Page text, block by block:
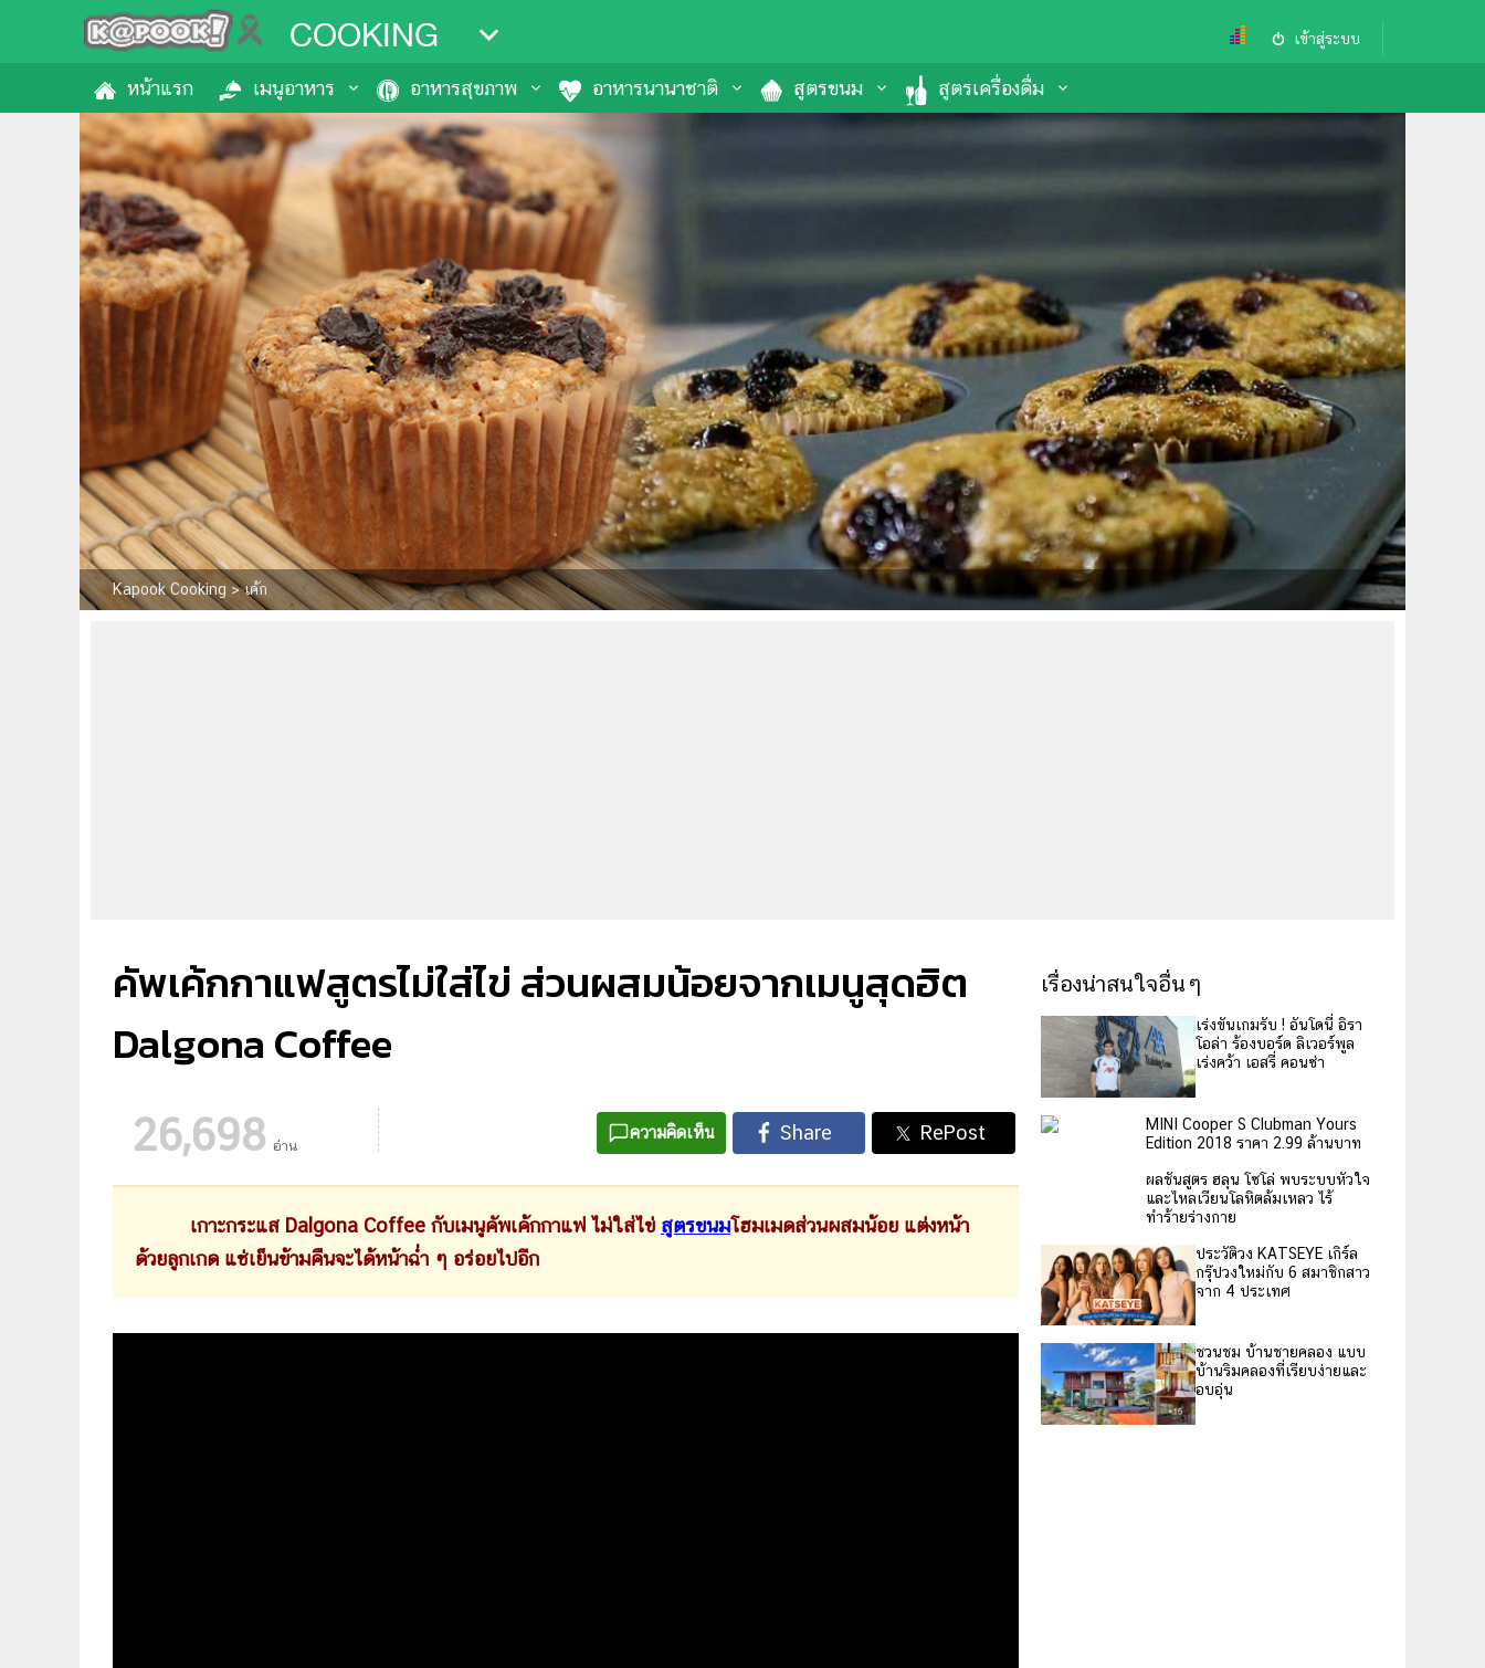
COOKING เข้าสู่ระบบ
หน้าแรก เมนูอาหาร อาหารสุขภาพ อาหารนานาชาติ สูตรขนม สูตรเครื่องดื่ม
Kapook Cooking>เค้ก
คัพเค้กกาแฟสูตรไม่ใส่ไข่ ส่วนผสมน้อยจากเมนูสุดฮิต
Dalgona Coffee
26,698 อ่าน
ความคิดเห็น
เกาะกระแส Dalgona Coffee กับเมนูคัพเค้กกาแฟ ไม่ใส่ไข่ สูตรขนมโฮมเมดส่วนผสมน้อย แต่งหน้า
ด้วยลูกเกด แช่เย็นข้ามคืนจะได้หน้าฉ่ำ ๆ อร่อยไปอีก
เรื่องน่าสนใจอื่นๆ
เร่งขันเกมรับ ! อันโดนี่ อิรา
โอล่า ร้องบอร์ด ลิเวอร์พูล
เร่งคว้า เอสรี่ คอนซ่า
MINI Cooper S Clubman Yours
Edition 2018 ราคา 2.99 ล้านบาท
ผลชันสูตร ฮลุน โซโล่ พบระบบหัวใจ
และไหลเวียนโลหิตล้มเหลว ไร้
ทำร้ายร่างกาย
ประวัติวง KATSEYE เกิร์ล
กรุ๊ปวงใหม่กับ 6 สมาชิกสาว
จาก 4 ประเทศ
ชวนชม บ้านชายคลอง แบบ
บ้านริมคลองที่เรียบง่ายและ
อบอุ่น